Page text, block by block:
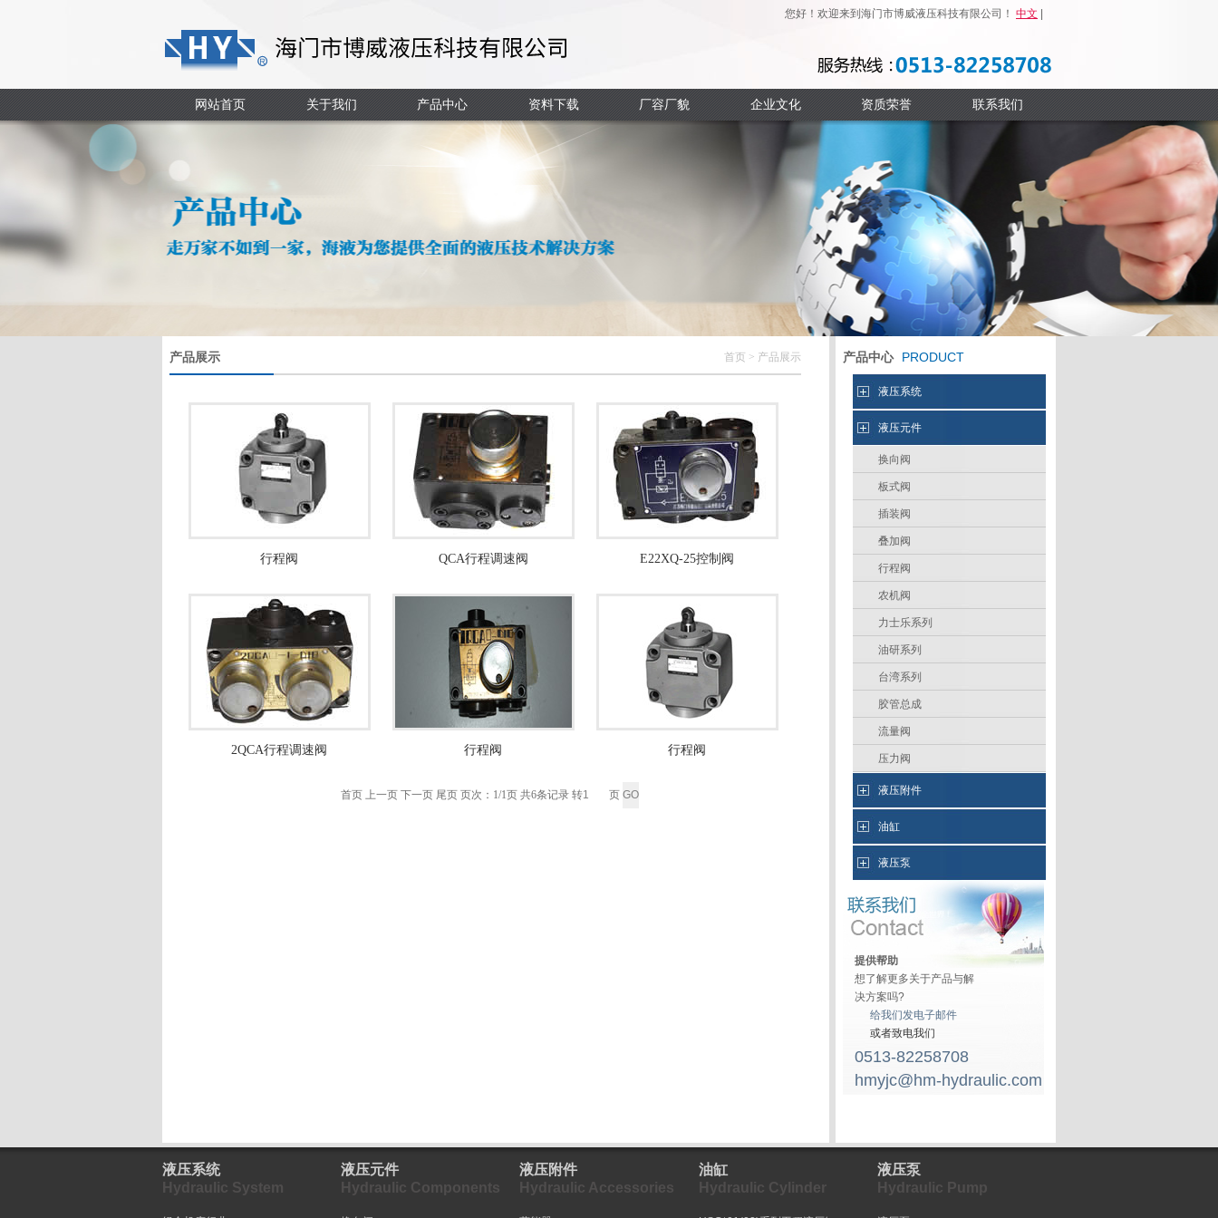
您好！欢迎来到海门市博威液压科技有限公司！ 中文
网站首页 关于我们 产品中心 资料下载 厂容厂貌 企业文化 资质荣誉 联系我们
产品展示 首页 > 产品展示
行程阀 QCA行程调速阀 E22XQ-25控制阀
2QCA行程调速阀 行程阀 行程阀
首页 上一页 下一页 尾页 页次：1/1页 共6条记录 转 页
产品中心 PRODUCT
液压系统
液压元件
换向阀
板式阀
插装阀
叠加阀
行程阀
农机阀
力士乐系列
油研系列
台湾系列
胶管总成
流量阀
压力阀
液压附件
油缸
液压泵
提供帮助
想了解更多关于产品与解
决方案吗?
给我们发电子邮件
或者致电我们
0513-82258708
hmyjc@hm-hydraulic.com
液压系统
Hydraulic System
液压元件
Hydraulic Components
液压附件
Hydraulic Accessories
油缸
Hydraulic Cylinder
液压泵
Hydraulic Pump